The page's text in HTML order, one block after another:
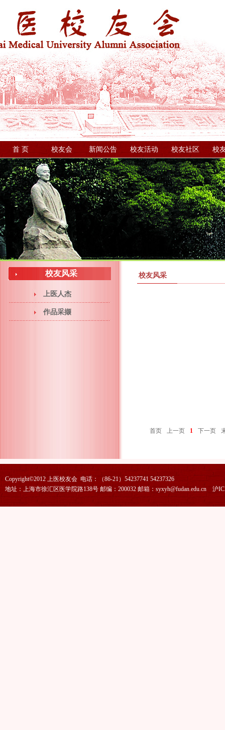
首 页 校友会 新闻公告 校友活动 校友社区 校
校友风采
上医人杰
作品采撷
校友风采
首页 上一页 1 下一页
Copyright©2012 上医校友会 电话：（86-21）54237741 54237326
地址：上海市徐汇区医学院路138号 邮编：200032 邮箱：syxyh@fudan.edu.cn 沪